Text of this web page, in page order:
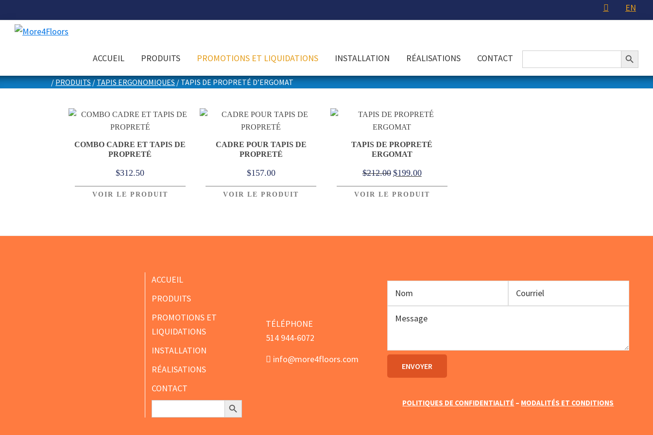
to
primary
to
main
to
footer
EN
les
planchers
ACCUEIL PRODUITS PROMOTIONS ET LIQUIDATIONS INSTALLATION RÉALISATIONS CONTACT Search Search Button
/PRODUITS/TAPIS ERGONOMIQUES/TAPIS DE PROPRETÉ D’ERGOMAT
COMBO CADRE ET TAPIS DE
PROPRETÉ
$312.50
VOIR LE PRODUIT
CADRE POUR TAPIS DE
PROPRETÉ
$157.00
VOIR LE PRODUIT
TAPIS DE PROPRETÉ
ERGOMAT
$212.00 Le
prix
initial
$199.00Le
prix
actuel
VOIR LE PRODUIT
ACCUEIL
PRODUITS
PROMOTIONS ET
LIQUIDATIONS
INSTALLATION
RÉALISATIONS
CONTACT
Search
Search Button
TÉLÉPHONE
514 944-6072
info@more4floors.com
POLITIQUES DE CONFIDENTIALITÉ – MODALITÉS ET CONDITIONS